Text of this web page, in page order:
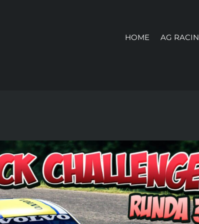
HOME AG